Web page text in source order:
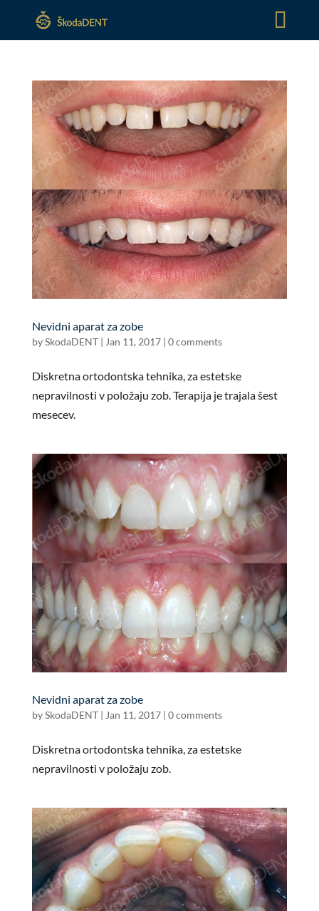
Nevidni aparat za zobe
bySkodaDENT| Jan 11, 2017| 0 comments
Diskretna ortodontska tehnika, za estetske
nepravilnosti v položaju zob. Terapija je trajala šest
mesecev.
Nevidni aparat za zobe
bySkodaDENT| Jan 11, 2017| 0 comments
Diskretna ortodontska tehnika, za estetske
nepravilnosti v položaju zob.